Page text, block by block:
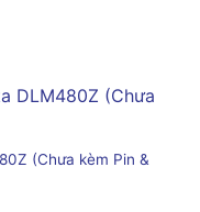
(Chưa kèm Pin &